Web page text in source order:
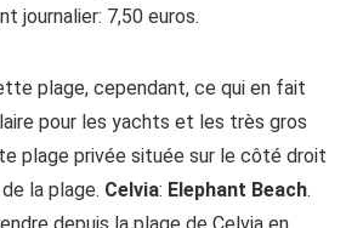
journalier: 7,50 euros.
plage, cependant, ce qui en fait
pour les yachts et les très gros
plage privée située sur le côté droit
la plage. Celvia: Elephant Beach.